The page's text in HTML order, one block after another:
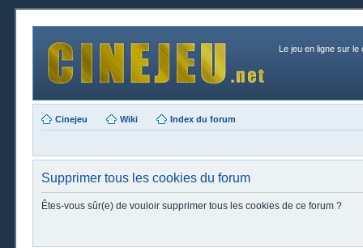
Le jeu en ligne sur le
Cinejeu Wiki Index du forum
Supprimer tous les cookies du forum
Êtes-vous sûr(e) de vouloir supprimer tous les cookies de ce forum ?